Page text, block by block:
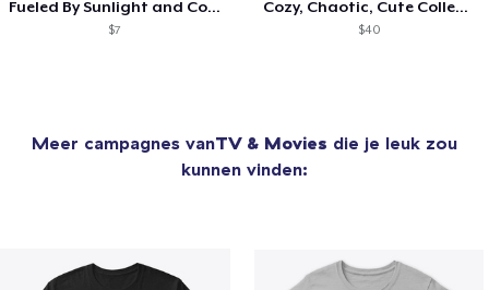
Fueled By Sunlight and Coffee
$7
Cozy, Chaotic, Cute Collection
$40
Meer campagnes vanTV & Movies die je leuk zou
kunnen vinden: